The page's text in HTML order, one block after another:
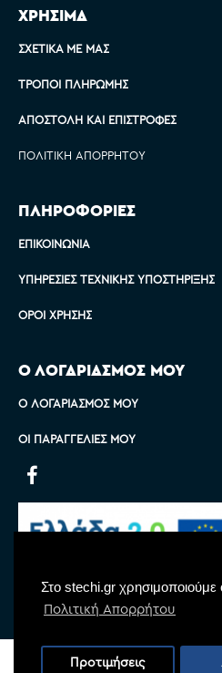
Στο stechi.gr χρησιμοποιούμε
Πολιτική Απορρήτου
Προτιμήσεις
ΧΡΗΣΙΜΑ
ΣΧΕΤΙΚΆ ΜΕ ΜΑΣ
ΤΡΌΠΟΙ ΠΛΗΡΩΜΉΣ
ΑΠΟΣΤΟΛΉ ΚΑΙ ΕΠΙΣΤΡΟΦΈΣ
ΠΟΛΙΤΙΚΉ ΑΠΟΡΡΉΤΟΥ
ΠΛΗΡΟΦΟΡΙΕΣ
ΕΠΙΚΟΙΝΩΝΊΑ
ΥΠΗΡΕΣΊΕΣ ΤΕΧΝΙΚΉΣ ΥΠΟΣΤΉΡΙΞΗΣ
ΌΡΟΙ ΧΡΉΣΗΣ
Ο ΛΟΓΑΡΙΑΣΜΟΣ ΜΟΥ
Ο ΛΟΓΑΡΙΑΣΜΌΣ ΜΟΥ
ΟΙ ΠΑΡΑΓΓΕΛΊΕΣ ΜΟΥ
Copyright © 2022 Stechi,